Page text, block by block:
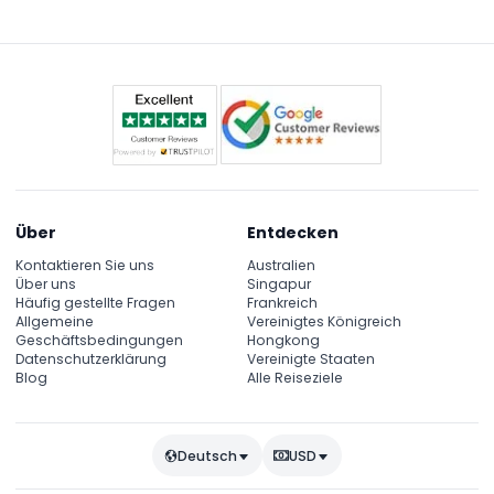
mit Live-Unterhaltung wie Bauchtanz und
Über
Kontaktieren Sie uns
Über uns
Häufig gestellte Fragen
Allgemeine
Geschäftsbedingungen
Datenschutzerklärung
Blog
Entdecken
Australien
Singapur
Frankreich
Vereinigtes Königreich
Hongkong
Vereinigte Staaten
Alle Reiseziele
Deutsch USD